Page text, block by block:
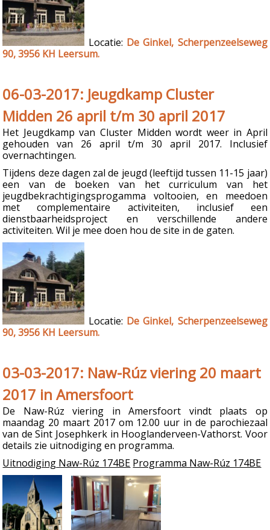
Locatie: De Ginkel, Scherpenzeelseweg
90, 3956 KH Leersum.
06-03-2017: Jeugdkamp Cluster
Midden 26 april t/m 30 april 2017
Het Jeugdkamp van Cluster Midden wordt weer in April
gehouden van 26 april t/m 30 april 2017. Inclusief
overnachtingen.
Tijdens deze dagen zal de jeugd (leeftijd tussen 11-15 jaar)
een van de boeken van het curriculum van het
jeugdbekrachtigingsprogamma voltooien, en meedoen
met complementaire activiteiten, inclusief een
dienstbaarheidsproject en verschillende andere
activiteiten. Wil je mee doen hou de site in de gaten.
Locatie: De Ginkel, Scherpenzeelseweg
90, 3956 KH Leersum.
03-03-2017: Naw-Rúz viering 20 maart
2017 in Amersfoort
De Naw-Rúz viering in Amersfoort vindt plaats op
maandag 20 maart 2017 om 12.00 uur in de parochiezaal
van de Sint Josephkerk in Hooglanderveen-Vathorst. Voor
details zie uitnodiging en programma.
Uitnodiging Naw-Rúz 174BE Programma Naw-Rúz 174BE